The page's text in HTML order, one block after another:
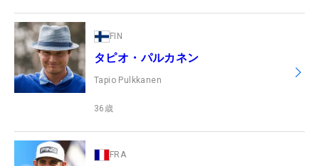
FIN
タピオ・パルカネン
Tapio Pulkkanen
36 歳
FRA